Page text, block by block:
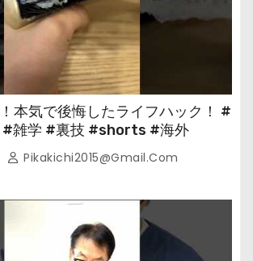
本気で後悔したライフハック！ #
#雑学 #裏技 #shorts #海外
Pikakichi2015@gmail.com